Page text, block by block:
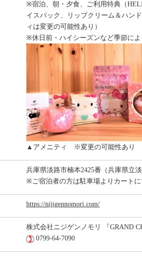
※宿泊、朝・夕食、ご利用特典（
イスパック、リップクリーム＆ハン
ィは変更の可能性あり）
※休日前・ハイシーズンなど季節に
▲アメニティ ※変更の可能性あり
兵庫県淡路市楠本2425番（兵庫県立
※ご宿泊者の方は駐車場よりカート
https://nijigennomori.com/
株式会社ニジゲンノモリ 『GRAND
0799-64-7090